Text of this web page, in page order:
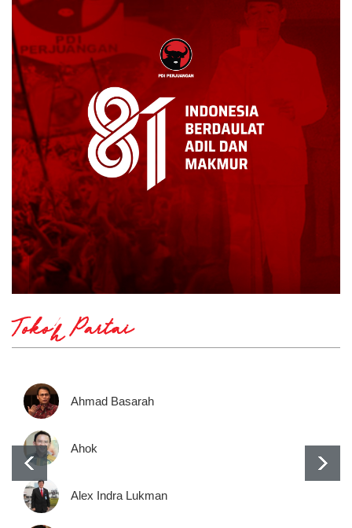
Tokoh Partai
Ahmad Basarah
Ahok
Alex Indra Lukman